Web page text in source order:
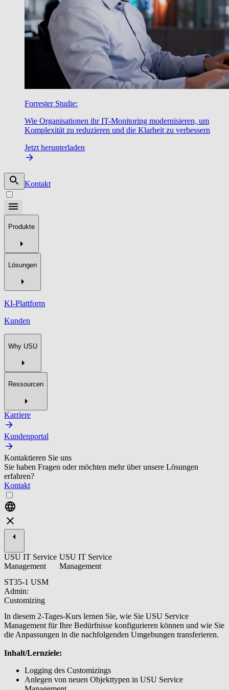
Forrester Studie:
Wie Organisationen ihr IT-Monitoring modernisieren, um
Komplexität zu reduzieren und die Klarheit zu verbessern
Jetzt herunterladen
Kontakt
Produkte
Lösungen
KI-Plattform
Kunden
Why USU
Ressourcen
Karriere
Kundenportal
Kontaktieren Sie uns
Sie haben Fragen oder möchten mehr über unsere Lösungen
erfahren?
Kontakt
USU IT Service
Management
ST35-1 USM
Admin:
Customizing
USU IT Service
Management
In diesem 2-Tages-Kurs lernen Sie, wie Sie USU Service
Management für Ihre Bedürfnisse konfigurieren können und wie Sie
die Anpassungen in die nachfolgenden Umgebungen transferieren.
Inhalt/Lernziele:
Logging des Customizings
Anlegen von neuen Objekttypen in USU Service